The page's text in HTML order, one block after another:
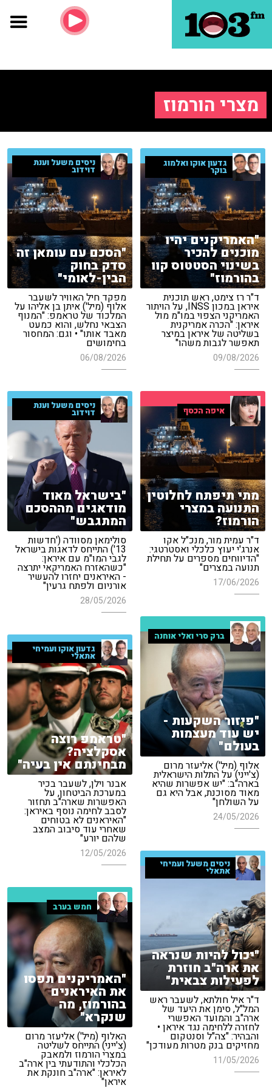
מצרי הורמוז
גדעון אוקו ואלמוג
בוקר
"האמריקנים יהיו
מוכנים להכיר
בשינוי הסטטוס קוו
בהורמוז"
ד"ר רז צימט, ראש תוכנית
איראן במכון INSS, על הויתור
האמריקני הצפוי במו"מ מול
איראן: "הכרה אמריקנית
בשליטה של איראן במיצר
תאפשר לגבות משהו"
09/08/2026
ניסים משעל וענת
דוידוב
"הסכם עם עומאן זה
סדק בחוק
הבין-לאומי"
מפקד חיל האוויר לשעבר
אלוף (מיל') איתן בן אליהו על
המלכוד של טראמפ: "המנוף
הצבאי נחלש, והוא כמעט
מאבד אותו" • וגם: המחסור
בחימושים
06/08/2026
איפה הכסף
מתי תיפתח לחלוטין
התנועה במצרי
הורמוז?
ד"ר עמית מור, מנכ"ל אקו
אנרג'י יעוץ כלכלי ואסטרטגי:
"הדיווחים מספרים על תחילת
תנועה במצרים"
17/06/2026
ניסים משעל וענת
דוידוב
"בישראל מאוד
מודאגים מההסכם
המתגבש"
סולימאן מסוודה ('חדשות
13') התייחס לדאגות בישראל
לגבי המו"מ עם איראן:
"כשהאזרח האמריקאי יתרצה
- האיראנים יחזרו להעשיר
אורניום ולפתח גרעין"
28/05/2026
ברק סרי ואלי אוחנה
"פיזור השקעות -
יש עוד מעצמות
בעולם"
אלוף (מיל') אליעזר מרום
(צ'ייני) על התלות הישראלית
בארה"ב: "יש אפשרות שהיא
מאוד מסוכנת, אבל היא גם
על השולחן"
24/05/2026
גדעון אוקו ועמיחי
אתאלי
"טראמפ רוצה
אסקלציה?
מבחינתם אין בעיה"
אבנר וילן, לשעבר בכיר
במערכת הביטחון, על
האפשרות שארה"ב תחזור
לסבב לחימה נוסף באיראן:
"האיראנים לא בטוחים
שאחרי עוד סיבוב המצב
שלהם יורע"
12/05/2026
ניסים משעל ועמיחי
אתאלי
"יכול להיות שנראה
את ארה"ב חוזרת
לפעילות צבאית"
ד"ר איל חולתא, לשעבר ראש
המל"ל, סימן את היעד של
ארה"ב והמועד האפשרי
לחזרה ללחימה נגד איראן •
והבהיר: "צה"ל וסנטקום
מחזיקים בנק מטרות מעודכן"
11/05/2026
חמש בערב
"האמריקנים תפסו
את האיראנים
בהורמוז, מה
שנקרא"
האלוף (מיל') אליעזר מרום
(צ'ייני) התייחס לשליטה
במצרי הורמוז ולמאבק
הכלכלי והתודעתי בין ארה"ב
לאיראן: "ארה"ב חונקת את
איראן"